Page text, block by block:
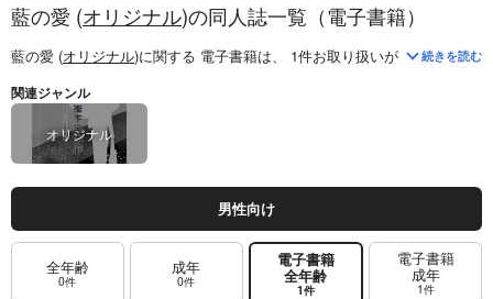
藍の愛 (オリジナル)の同人誌一覧（電子書籍）
藍の愛 (オリジナル)に関する 電子書籍は、 1件お取り扱いがございます。
続きを読む
関連ジャンル
オリジナル
男性向け
全年齢
0件
成年
0件
電子書籍
全年齢
1件
電子書籍
成年
1件